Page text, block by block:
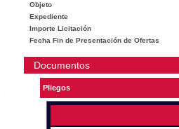
Objeto
Expediente
Importe Licitación
Fecha Fin de Presentación de Ofertas
Documentos
Pliegos